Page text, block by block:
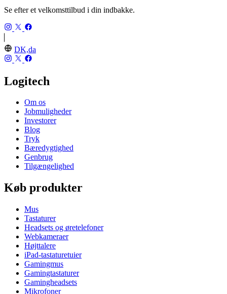
Se efter et velkomsttilbud i din indbakke.
DK,da
Logitech
Om os
Jobmuligheder
Investorer
Blog
Tryk
Bæredygtighed
Genbrug
Tilgængelighed
Køb produkter
Mus
Tastaturer
Headsets og øretelefoner
Webkameraer
Højttalere
iPad-tastaturetuier
Gamingmus
Gamingtastaturer
Gamingheadsets
Mikrofoner